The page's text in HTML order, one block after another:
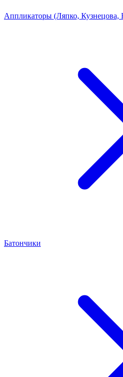
Аппликаторы (Ляпко, Кузнецова,
Батончики